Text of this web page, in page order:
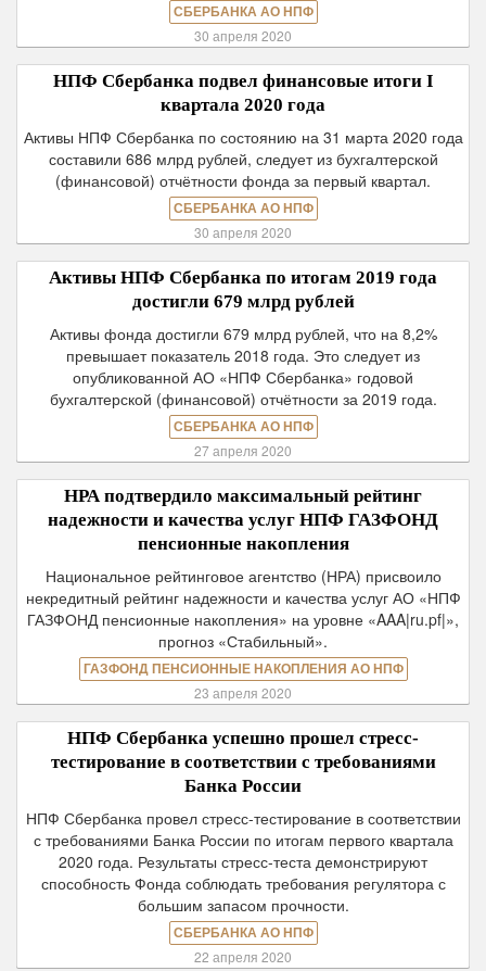
СБЕРБАНКА АО НПФ
30 апреля 2020
НПФ Сбербанка подвел финансовые итоги I
квартала 2020 года
Активы НПФ Сбербанка по состоянию на 31 марта 2020 года
составили 686 млрд рублей, следует из бухгалтерской
(финансовой) отчётности фонда за первый квартал.
СБЕРБАНКА АО НПФ
30 апреля 2020
Активы НПФ Сбербанка по итогам 2019 года
достигли 679 млрд рублей
Активы фонда достигли 679 млрд рублей, что на 8,2%
превышает показатель 2018 года. Это следует из
опубликованной АО «НПФ Сбербанка» годовой
бухгалтерской (финансовой) отчётности за 2019 года.
СБЕРБАНКА АО НПФ
27 апреля 2020
НРА подтвердило максимальный рейтинг
надежности и качества услуг НПФ ГАЗФОНД
пенсионные накопления
Национальное рейтинговое агентство (НРА) присвоило
некредитный рейтинг надежности и качества услуг АО «НПФ
ГАЗФОНД пенсионные накопления» на уровне «AAA|ru.pf|»,
прогноз «Стабильный».
ГАЗФОНД ПЕНСИОННЫЕ НАКОПЛЕНИЯ АО НПФ
23 апреля 2020
НПФ Сбербанка успешно прошел стресс-
тестирование в соответствии с требованиями
Банка России
НПФ Сбербанка провел стресс-тестирование в соответствии
с требованиями Банка России по итогам первого квартала
2020 года. Результаты стресс-теста демонстрируют
способность Фонда соблюдать требования регулятора с
большим запасом прочности.
СБЕРБАНКА АО НПФ
22 апреля 2020